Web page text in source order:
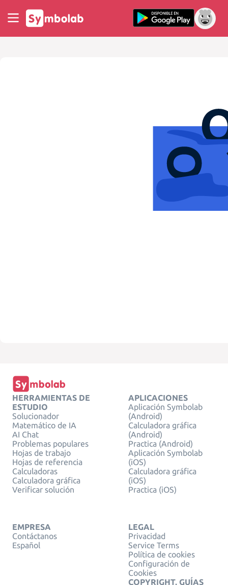
HERRAMIENTAS DE
ESTUDIO
Solucionador
Matemático de IA
AI Chat
Problemas populares
Hojas de trabajo
Hojas de referencia
Calculadoras
Calculadora gráfica
Verificar solución
APLICACIONES
Aplicación Symbolab
(Android)
Calculadora gráfica
(Android)
Practica (Android)
Aplicación Symbolab
(iOS)
Calculadora gráfica
(iOS)
Practica (iOS)
EMPRESA
Contáctanos
Español
LEGAL
Privacidad
Service Terms
Política de cookies
Configuración de
Cookies
COPYRIGHT, GUÍAS